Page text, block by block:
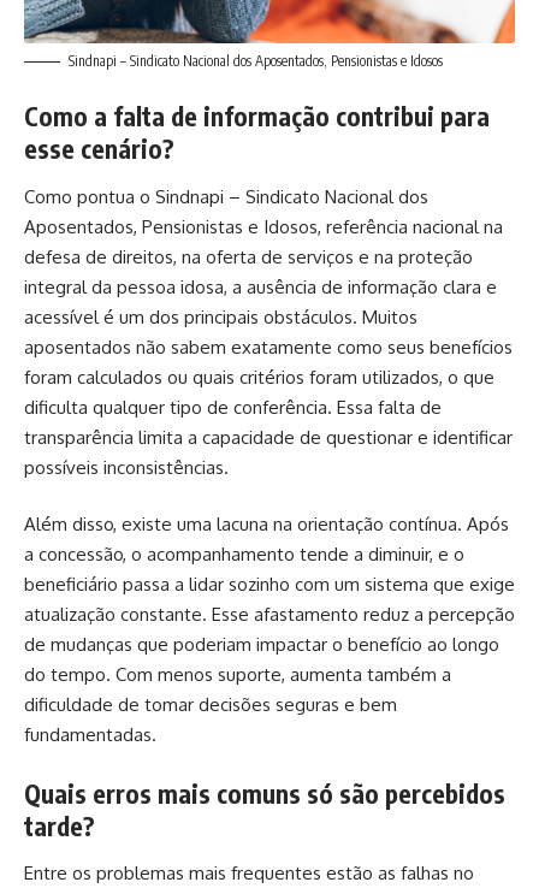
Sindnapi – Sindicato Nacional dos Aposentados, Pensionistas e Idosos
Como a falta de informação contribui para
esse cenário?
Como pontua o Sindnapi – Sindicato Nacional dos
Aposentados, Pensionistas e Idosos, referência nacional na
defesa de direitos, na oferta de serviços e na proteção
integral da pessoa idosa, a ausência de informação clara e
acessível é um dos principais obstáculos. Muitos
aposentados não sabem exatamente como seus benefícios
foram calculados ou quais critérios foram utilizados, o que
dificulta qualquer tipo de conferência. Essa falta de
transparência limita a capacidade de questionar e identificar
possíveis inconsistências.
Além disso, existe uma lacuna na orientação contínua. Após
a concessão, o acompanhamento tende a diminuir, e o
beneficiário passa a lidar sozinho com um sistema que exige
atualização constante. Esse afastamento reduz a percepção
de mudanças que poderiam impactar o benefício ao longo
do tempo. Com menos suporte, aumenta também a
dificuldade de tomar decisões seguras e bem
fundamentadas.
Quais erros mais comuns só são percebidos
tarde?
Entre os problemas mais frequentes estão as falhas no